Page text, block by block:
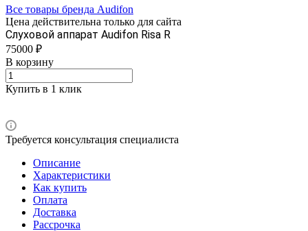
Все товары бренда Audifon
Цена действительна только для сайта
Слуховой аппарат Audifon Risa R
75000 ₽
В корзину
Купить в 1 клик
Требуется консультация специалиста
Описание
Характеристики
Как купить
Оплата
Доставка
Рассрочка